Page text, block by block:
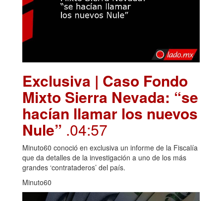
Exclusiva | Caso Fondo
Mixto Sierra Nevada: “se
hacían llamar los nuevos
Nule” .04:57
Minuto60 conoció en exclusiva un informe de la Fiscalía
que da detalles de la investigación a uno de los más
grandes ‘contrataderos’ del país.
Minuto60